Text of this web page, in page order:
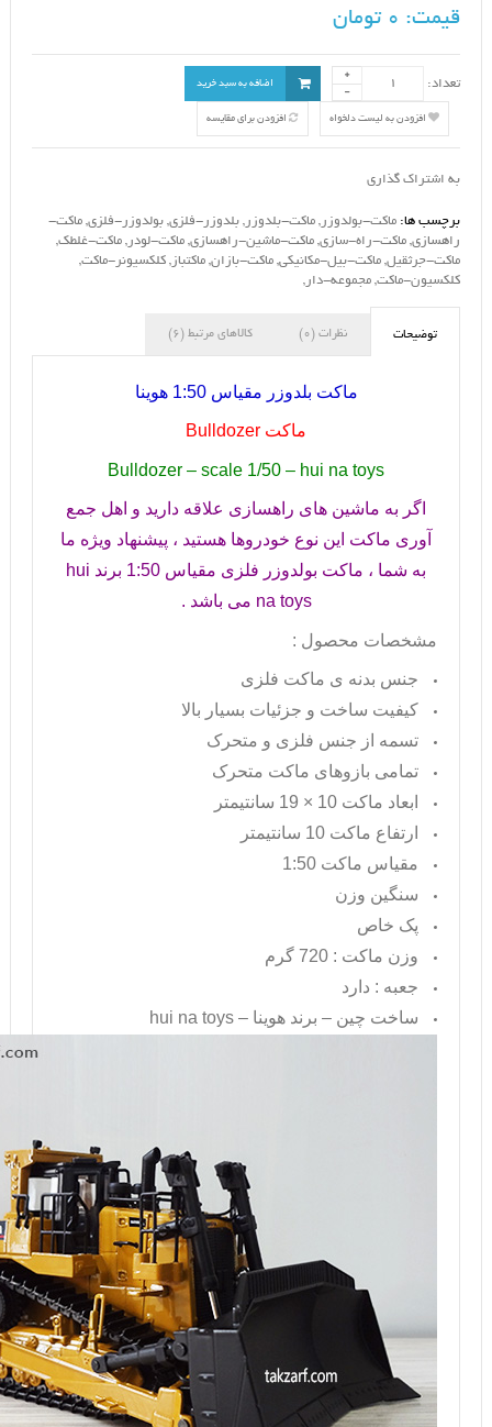
قیمت:
تعداد: اضافه به سبد خرید
افزودن به لیست دلخواه افزودن برای مقایسه
به اشتراک گذاری
برچسب ها: ماکت-بولدوزر , ماکت-بلدوزر , بلدوزر-فلزی, بولدوزر-فلزی, ماکت-
راهسازی, ماکت-راه-سازی, ماکت-ماشین-راهسازی, ماکت-لودر , ماکت-غلطک,
ماکت-جرثقیل, ماکت-بیل-مکانیکی, ماکت-بازان, ماکتباز , کلکسیونر-ماکت,
کلکسیون-ماکت, مجموعه-دار ,
توضیحات نظرات (0) کالاهای مرتبط (6)
ماکت بلدوزر مقیاس 1:50 هوینا
ماکت Bulldozer
Bulldozer – scale 1/50 – hui na toys
اگر به ماشین های راهسازی علاقه دارید و اهل جمع
آوری ماکت این نوع خودروها هستید ، پیشنهاد ویژه ما
به شما ، ماکت بولدوزر فلزی مقیاس 1:50 برند
hui
na toys می باشد .
مشخصات محصول :
جنس بدنه ی ماکت فلزی
کیفیت ساخت و جزئیات بسیار بالا
تسمه از جنس فلزی و متحرک
تمامی بازوهای ماکت متحرک
ابعاد ماکت 10 × 19 سانتیمتر
ارتفاع ماکت 10 سانتیمتر
مقیاس ماکت 1:50
سنگین وزن
پک خاص
وزن ماکت : 720 گرم
جعبه : دارد
ساخت چین – برند هوینا – hui na toys